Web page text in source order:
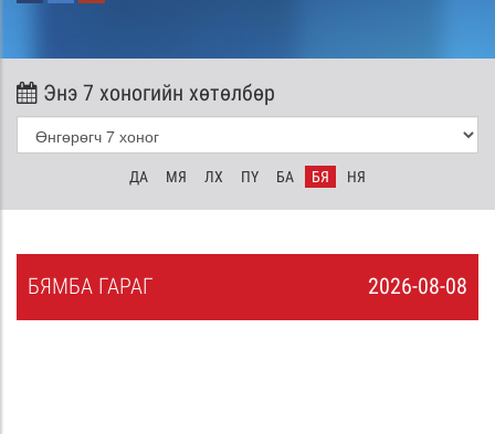
Энэ 7 хоногийн хөтөлбөр
ДА МЯ ЛХ ПҮ БА БЯ НЯ
2026-08-08
БЯМБА ГАРАГ